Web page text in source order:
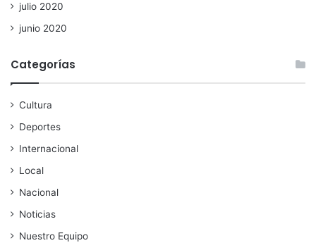
julio 2020
junio 2020
Categorías
Cultura
Deportes
Internacional
Local
Nacional
Noticias
Nuestro Equipo